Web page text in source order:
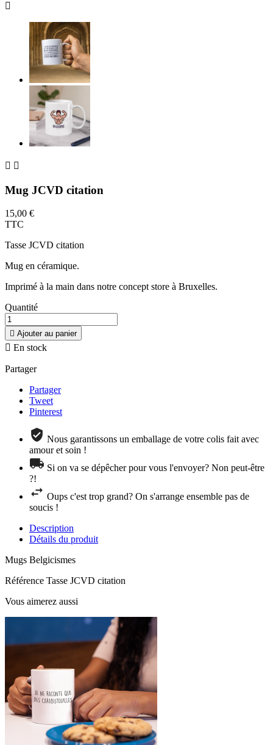

 
Mug JCVD citation
15,00 €
TTC
Tasse JCVD citation
Mug en céramique.
Imprimé à la main dans notre concept store à Bruxelles.
Quantité
 Ajouter au panier
 En stock
Partager
Partager
Tweet
Pinterest
Nous garantissons un emballage de votre colis fait avec
amour et soin !
Si on va se dépêcher pour vous l'envoyer? Non peut-être
?!
Oups c'est trop grand? On s'arrange ensemble pas de
soucis !
Description
Détails du produit
Mugs Belgicismes
Référence Tasse JCVD citation
Vous aimerez aussi